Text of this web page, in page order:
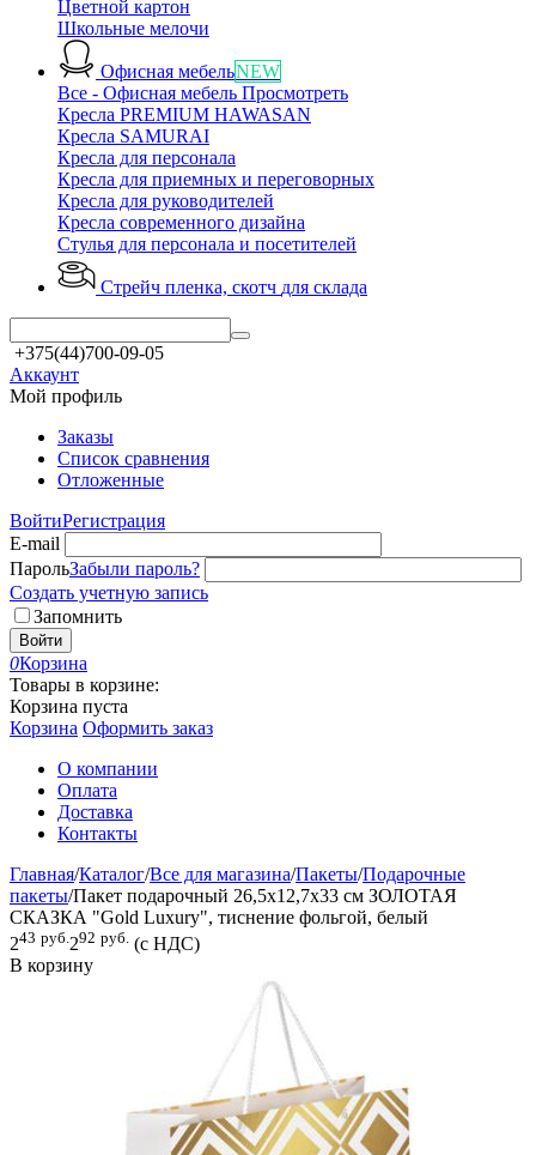
Цветной картон
Школьные мелочи
Офисная мебельNEW
Все - Офисная мебель Просмотреть
Кресла PREMIUM HAWASAN
Кресла SAMURAI
Кресла для персонала
Кресла для приемных и переговорных
Кресла для руководителей
Кресла современного дизайна
Стулья для персонала и посетителей
Стрейч пленка, скотч для склада
+375(44)700-09-05
Аккаунт
Мой профиль
Заказы
Список сравнения
Отложенные
ВойтиРегистрация
E-mail
ПарольЗабыли пароль?
Создать учетную запись
Запомнить
Войти
0Корзина
Товары в корзине:
Корзина пуста
Корзина Оформить заказ
О компании
Оплата
Доставка
Контакты
Главная/Каталог/Все для магазина/Пакеты/Подарочные
пакеты/Пакет подарочный 26,5x12,7x33 см ЗОЛОТАЯ
СКАЗКА "Gold Luxury", тиснение фольгой, белый
243 руб.292 руб. (с НДС)
В корзину